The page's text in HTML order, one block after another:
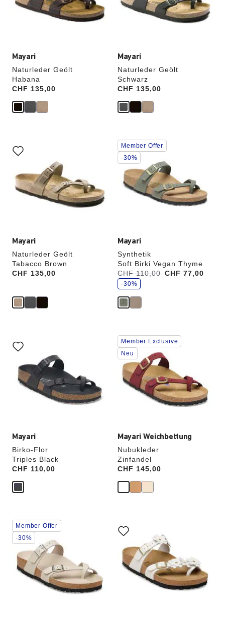
Mayari
Naturleder Geölt
Habana
Price:
CHF 135,00
Produktbilder
Mayari
Naturleder Geölt
Schwarz
Price:
CHF 135,00
Produktbilder
aktualisiert.
Mayari
Naturleder Geölt
Tabacco Brown
Price:
CHF 135,00
Anklicken
der
werden
die
Produktbilder
aktualisiert.
Mayari
Synthetik
Soft Birki Vegan Thyme
Vorher:
CHF 110,00
Jetzt CHF 77,00
S
p
a
r
e
-30%
Durch
Anklicken
der
Farben
werden
die
Produktbilder
Member Offer
-30%
Mayari
Birko-Flor
Triples Black
Price:
CHF 110,00
Anklicken
der
Farben
werden
die
Produktbilder
aktualisiert.
Mayari Weichbettung
Nubukleder
Zinfandel
Price:
CHF 145,00
Durch
Anklicken
der
Farben
werden
die
Produktbilder
aktualisiert.
Member Exclusive
Neu
Durch
Anklicken
der
werden
die
Produktbilder
aktualisiert.
Member Offer
-30%
Anklicken
der
Farben
werden
die
Produktbilder
aktualisiert.